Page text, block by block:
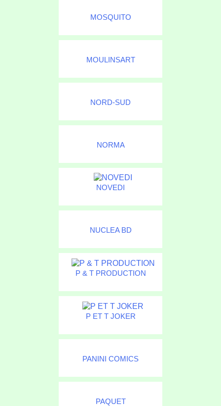
MOSQUITO
MOULINSART
NORD-SUD
NORMA
NOVEDI
NUCLEA BD
P & T PRODUCTION
P ET T JOKER
PANINI COMICS
PAQUET